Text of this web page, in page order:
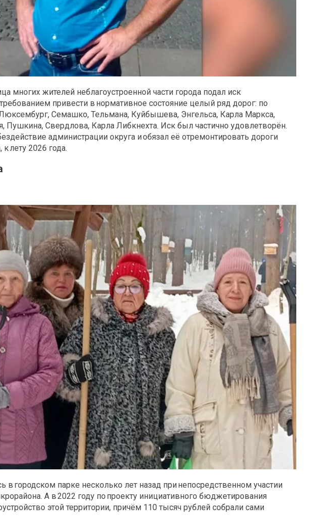
многих жителей неблагоустроенной части города подал иск
привести в нормативное состояние целый ряд дорог: по
Семашко, Тельмана, Куйбышева, Энгельса, Карла Маркса,
Пушкина, Свердлова, Карла Либкнехта. Иск был частично удовлетворён.
администрации округа и обязал её отремонтировать дороги
лету 2026 года.
в городском парке несколько лет назад при непосредственном участии
А в 2022 году по проекту инициативного бюджетирования
этой территории, причём 110 тысяч рублей собрали сами